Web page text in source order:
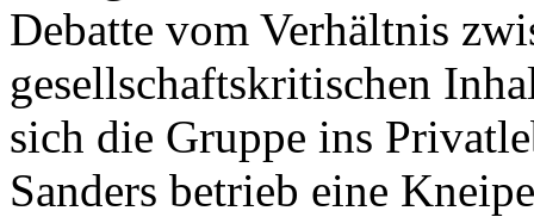
Debatte vom Verhältnis
gesellschaftskritischen
sich die Gruppe ins
Sanders betrieb eine